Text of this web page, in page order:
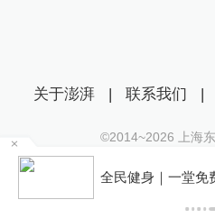
全民健身｜一堂免
关于澎湃 | 联系我们 |
©2014~2026 上海
沪ICP证：沪B2-20170116
互联网新闻信息服务
沪公网安备